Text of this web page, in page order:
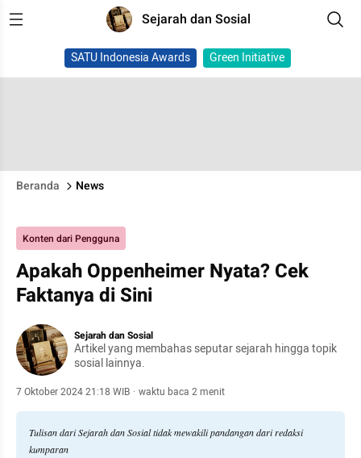
Sejarah dan Sosial
SATU Indonesia Awards Green Initiative
Beranda News
Konten dari Pengguna
Apakah Oppenheimer Nyata? Cek
Faktanya di Sini
Sejarah dan Sosial
Artikel yang membahas seputar sejarah hingga topik
sosial lainnya.
7 Oktober 2024 21:18 WIB · waktu baca 2 menit
Tulisan dari Sejarah dan Sosial tidak mewakili pandangan dari redaksi
kumparan